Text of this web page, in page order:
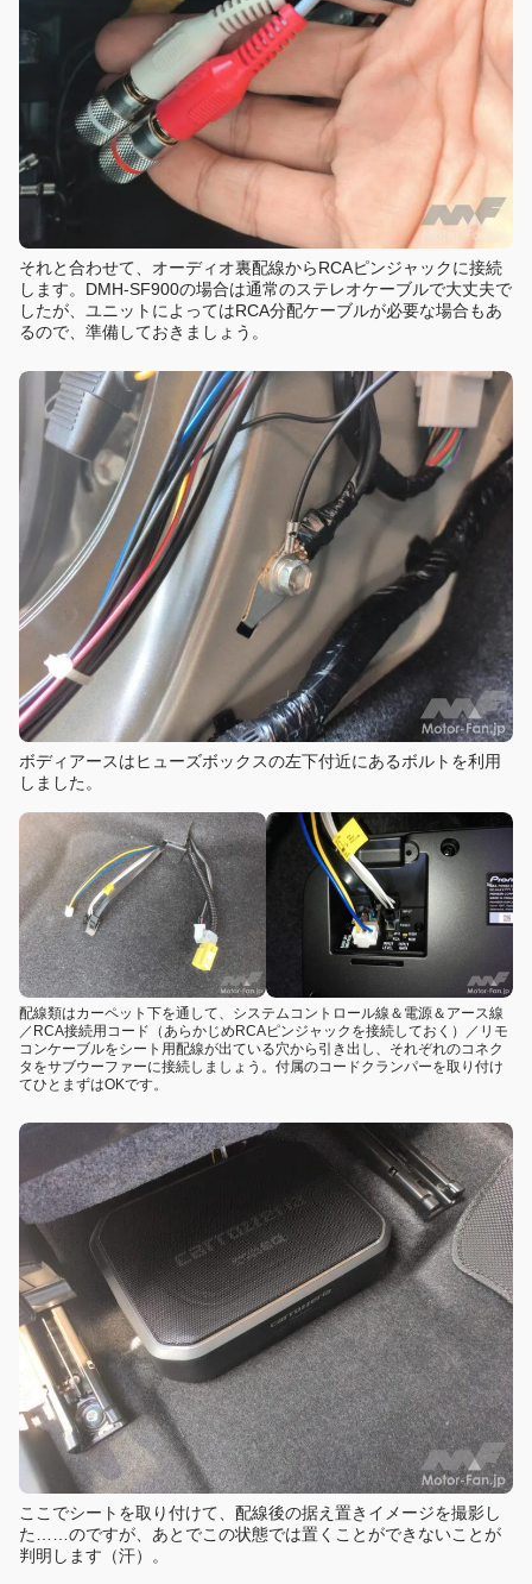
それと合わせて、オーディオ裏配線からRCAピンジャックに接続
します。DMH-SF900の場合は通常のステレオケーブルで大丈夫で
したが、ユニットによってはRCA分配ケーブルが必要な場合もあ
るので、準備しておきましょう。
ボディアースはヒューズボックスの左下付近にあるボルトを利用
しました。
配線類はカーペット下を通して、システムコントロール線＆電源＆アース線
／RCA接続用コード（あらかじめRCAピンジャックを接続しておく）／リモ
コンケーブルをシート用配線が出ている穴から引き出し、それぞれのコネク
タをサブウーファーに接続しましょう。付属のコードクランパーを取り付け
てひとまずはOKです。
ここでシートを取り付けて、配線後の据え置きイメージを撮影し
た……のですが、あとでこの状態では置くことができないことが
判明します（汗）。